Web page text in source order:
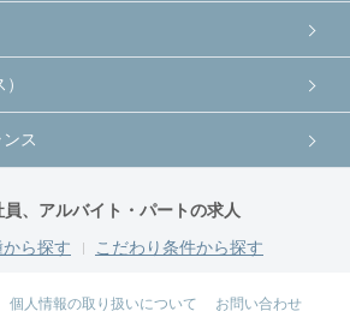
ス
、アルバイト・パートの求人
ら探す
こだわり条件から探す
個人情報の取り扱いについて お問い合わせ